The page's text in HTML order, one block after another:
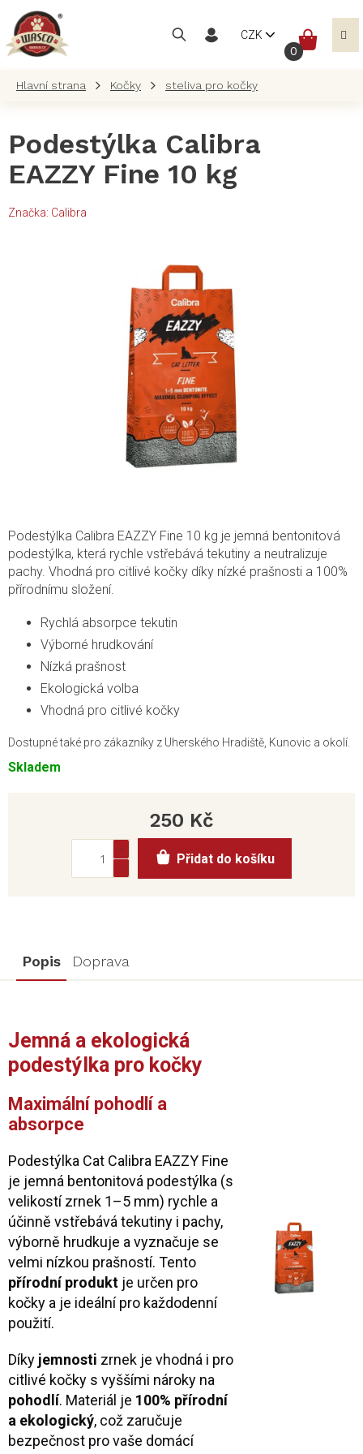
obsah
CZK
Kočky steliva pro kočky
Podestýlka Calibra
EAZZY Fine 10 kg
Značka: Calibra
Skladem
Podestýlka Calibra EAZZY Fine 10 kg je jemná bentonitová
podestýlka, která rychle vstřebává tekutiny a neutralizuje
pachy. Vhodná pro citlivé kočky díky nízké prašnosti a 100%
přírodnímu složení.
Rychlá absorpce tekutin
Výborné hrudkování
Nízká prašnost
Ekologická volba
Vhodná pro citlivé kočky
Dostupné také pro zákazníky z Uherského Hradiště, Kunovic a okolí.
250 Kč
cena:
Přidat do košíku
Popis Doprava
Jemná a ekologická
podestýlka pro kočky
Maximální pohodlí a
absorpce
Podestýlka Cat Calibra EAZZY Fine
je jemná bentonitová podestýlka (s
velikostí zrnek 1–5 mm) rychle a
účinně vstřebává tekutiny i pachy,
výborně hrudkuje a vyznačuje se
velmi nízkou prašností. Tento
přírodní produkt je určen pro
kočky a je ideální pro každodenní
použití.
Díky jemnosti zrnek je vhodná i pro
citlivé kočky s vyššími nároky na
pohodlí. Materiál je 100% přírodní
a ekologický, což zaručuje
bezpečnost pro vaše domácí